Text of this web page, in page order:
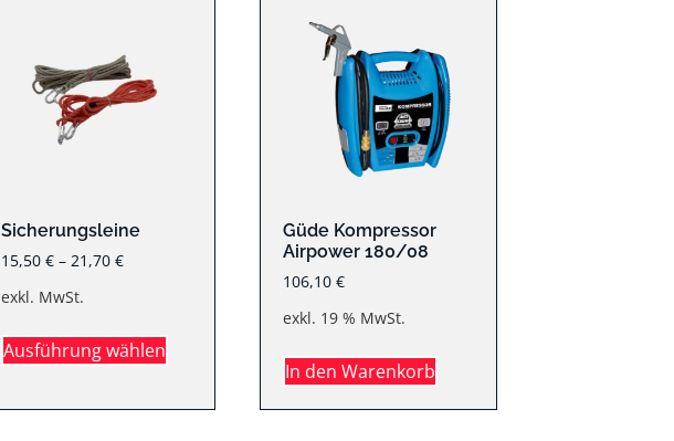
Sicherungsleine
15,50€ –21,70€
exkl. MwSt.
Ausführung wählen
Güde Kompressor
Airpower 180/08
106,10 €
exkl. 19 % MwSt.
In den Warenkorb